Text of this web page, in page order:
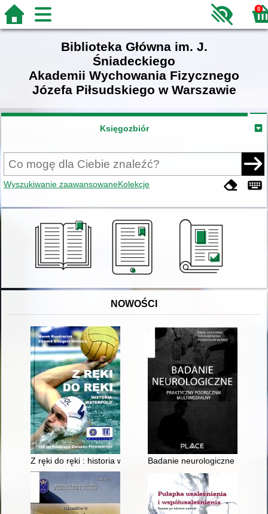
0
Biblioteka Główna im. J.
Śniadeckiego
Akademii Wychowania Fizycznego
Józefa Piłsudskiego w Warszawie
Księgozbiór
Wyszukiwanie zaawansowaneKolekcje
NOWOŚCI
Z ręki do ręki : historia waterpolo : 100 lat Polskiego Związku
Badanie neurologiczne :